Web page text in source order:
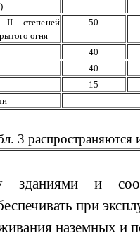
степеней
огня
50
40
40
15
3
зданиями и
при
наземных и